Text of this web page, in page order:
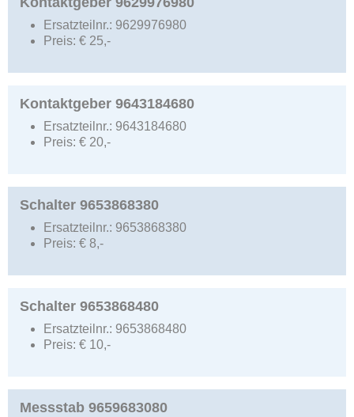
Ersatzteilnr.: 9629976980
Preis: € 25,-
Kontaktgeber 9643184680
Ersatzteilnr.: 9643184680
Preis: € 20,-
Schalter 9653868380
Ersatzteilnr.: 9653868380
Preis: € 8,-
Schalter 9653868480
Ersatzteilnr.: 9653868480
Preis: € 10,-
Messstab 9659683080